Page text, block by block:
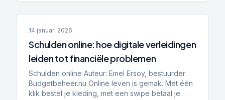
14 januari 2026
Schulden online: hoe digitale verleidingen
leiden tot financiële problemen
Schulden online Auteur: Emel Ersoy, bestuurder
Budgetbeheer.nu Online leven is gemak. Met één
klik bestel je kleding, met een swipe betaal je